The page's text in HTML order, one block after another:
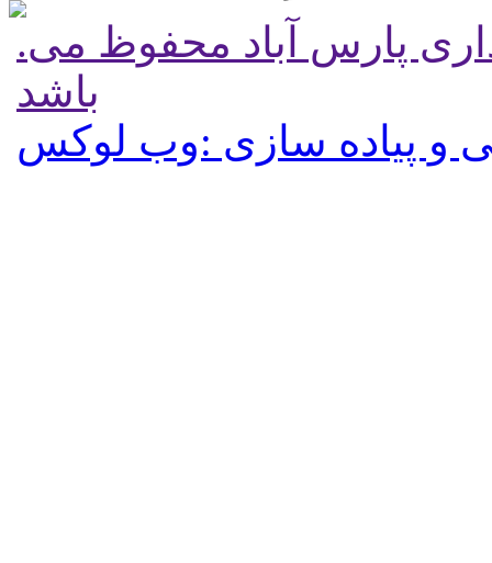
.تمامی حقوق برای پایگاه شهرداری پارس آباد محفوظ می
باشد
و پیاده سازی :وب لوکس